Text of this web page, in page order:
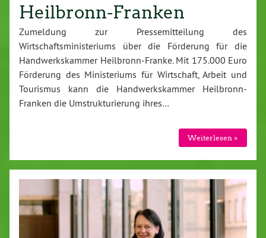
Heilbronn-Franken
Zumeldung zur Pressemitteilung des
Wirtschaftsministeriums über die Förderung für die
Handwerkskammer Heilbronn-Franke. Mit 175.000 Euro
Förderung des Ministeriums für Wirtschaft, Arbeit und
Tourismus kann die Handwerkskammer Heilbronn-
Franken die Umstrukturierung ihres…
Weiterlesen »